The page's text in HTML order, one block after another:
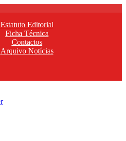
Estatuto Editorial
Ficha Técnica
Contactos
Arquivo Notícias